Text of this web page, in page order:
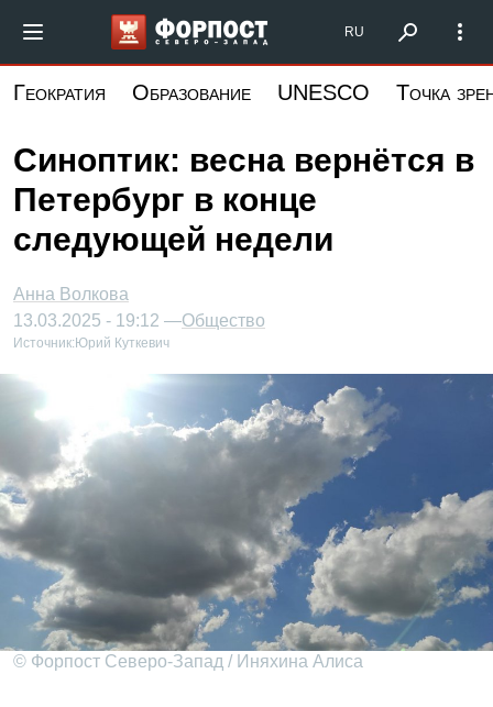
основному
Форпост Северо-Запад
RU
Геократия Образование UNESCO Точка
Синоптик: весна вернётся в
Петербург в конце
следующей недели
Анна Волкова
13.03.2025 - 19:12 —Общество
Источник: Юрий Куткевич
© Форпост Северо-Запад / Иняхина Алиса